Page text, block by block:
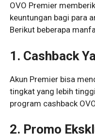
OVO Premier
keuntungan bagi para
Berikut beberapa
1. Cashback
Akun Premier bisa
tingkat yang lebih
program cashback
2. Promo